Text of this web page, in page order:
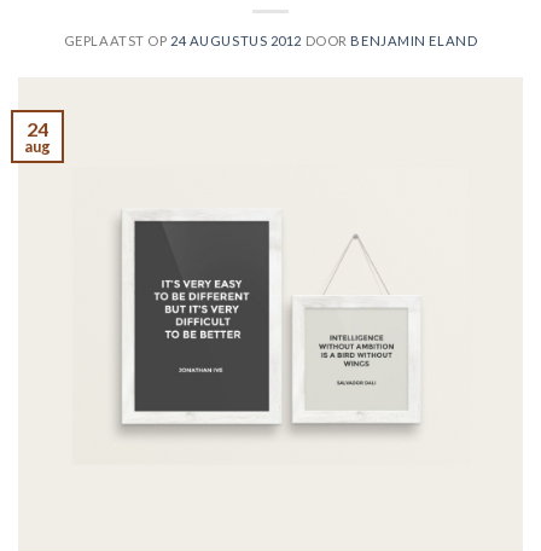
GEPLAATST OP 24 AUGUSTUS 2012 DOOR BENJAMIN ELAND
24
aug